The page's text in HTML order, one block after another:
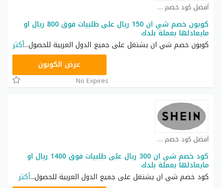
أفضل كود خصم شي ان كوبون
كوبون خصم شي ان 150 ريال على طلبيات فوق 800 ريال او
مايعادلها بعملة بلدك
كوبون خصم شي ان يشتغل على جميع الدول العربية للحصول...أكثر
عرض الكوبون
No Expires
أفضل كود خصم شي ان كوبون
كود خصم شي ان 300 ريال على طلبيات فوق 1400 ريال او
مايعادلها بعملة بلدك
كود خصم شي ان يشتغل على جميع الدول العربية للحصول...أكثر